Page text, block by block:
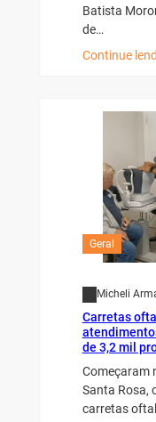
Batista
de…
Continue
Geral
Micheli
Carretas
de 3,2 mil
Começaram
Santa Rosa,
carretas